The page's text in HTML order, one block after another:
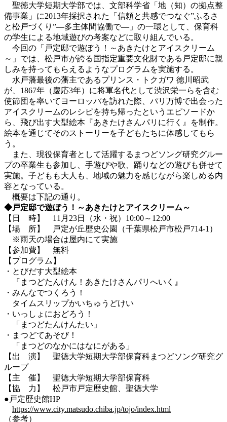
聖徳大学短期大学部では、文部科学省「地（知）の拠点整
備事業」に2013年採択された「信頼と共感でつなぐ”ふるさ
と松戸づくり”―多主体間協働で―」の一環として、保育科
の学生による地域遊びの考案などに取り組んでいる。
今回の「戸定邸で遊ぼう！～あきたけとアイスクリーム
～」では、松戸市が誇る国指定重要文化財である戸定邸に親
しみを持ってもらえるようなプログラムを実施する。
水戸藩最後の藩主であるプリンス・トクガワ 徳川昭武
が、1867年（慶応3年）に将軍名代として渋沢栄一らを含む
使節団を率いてヨーロッパを訪れた際、パリ万博で出会った
アイスクリームのレシピを持ち帰ったというエピソードか
ら、飛び出す大型絵本『あきたけさんパリに行く』を制作。
絵本を通じてそのストーリーを子どもたちに体感してもら
う。
また、現役保育者として活躍するまつどソング研究グルー
プの卒業生も参加し、手遊びや歌、踊りなどの遊びも併せて
実施。子どもも大人も、地域の魅力を感じながら楽しめる内
容となっている。
概要は下記の通り。
◆戸定邸で遊ぼう！～あきたけとアイスクリーム～
【日 時】 11月23日（水・祝）10:00～12:00
【場 所】 戸定が丘歴史公園（千葉県松戸市松戸714-1）
※雨天の場合は屋内にて実施
【参加費】 無料
【プログラム】
・とびだす大型絵本
『まつどたんけん！あきたけさんパリへいく』
・みんなでつくろう！
タイムスリップかいちゅうどけい
・いっしょにおどろう！
「まつどたんけんたい」
・まつどてあそび！
「まつどのなかにはなにがある」
【出 演】 聖徳大学短期大学部保育科まつどソング研究グ
ループ
【主 催】 聖徳大学短期大学部保育科
【協 力】 松戸市戸定歴史館、聖徳大学
●戸定歴史館HP
https://www.city.matsudo.chiba.jp/tojo/index.html
（参考）